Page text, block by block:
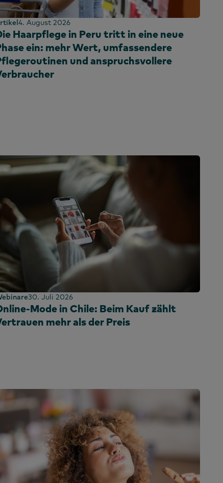
4. August 2026
Haarpflege in Peru tritt in eine neue
ein: mehr Wert, umfassendere
und anspruchsvollere
30. Juli 2026
Mode in Chile: Beim Kauf zählt
mehr als der Preis